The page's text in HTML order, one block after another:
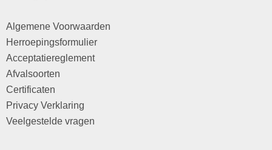
Algemene Voorwaarden
Herroepingsformulier
Acceptatiereglement
Afvalsoorten
Certificaten
Privacy Verklaring
Veelgestelde vragen